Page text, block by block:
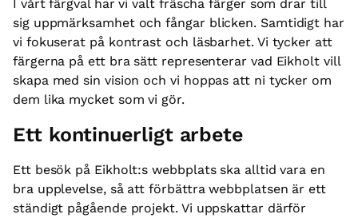
I vårt färgval har vi valt fräscha färger som drar till
sig uppmärksamhet och fångar blicken. Samtidigt har
vi fokuserat på kontrast och läsbarhet. Vi tycker att
färgerna på ett bra sätt representerar vad Eikholt vill
skapa med sin vision och vi hoppas att ni tycker om
dem lika mycket som vi gör.
Ett kontinuerligt arbete
Ett besök på Eikholt:s webbplats ska alltid vara en
bra upplevelse, så att förbättra webbplatsen är ett
ständigt pågående projekt. Vi uppskattar därför